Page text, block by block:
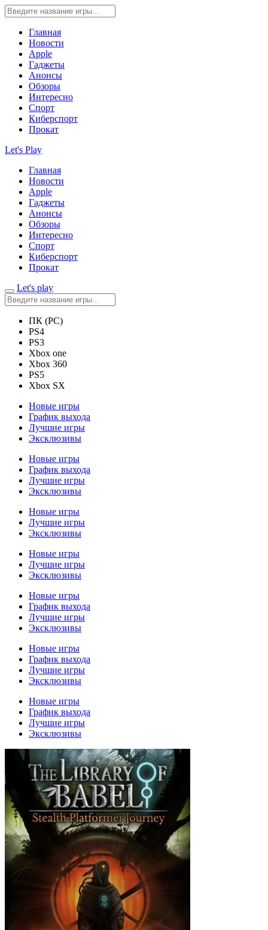
Главная
Новости
Apple
Гаджеты
Анонсы
Обзоры
Интересно
Спорт
Киберспорт
Прокат
Let's Play
Главная
Новости
Apple
Гаджеты
Анонсы
Обзоры
Интересно
Спорт
Киберспорт
Прокат
Let's play
ПК (PC)
PS4
PS3
Xbox one
Xbox 360
PS5
Xbox SX
Новые игры
График выхода
Лучшие игры
Эксклюзивы
Новые игры
График выхода
Лучшие игры
Эксклюзивы
Новые игры
Лучшие игры
Эксклюзивы
Новые игры
Лучшие игры
Эксклюзивы
Новые игры
График выхода
Лучшие игры
Эксклюзивы
Новые игры
График выхода
Лучшие игры
Эксклюзивы
Новые игры
График выхода
Лучшие игры
Эксклюзивы